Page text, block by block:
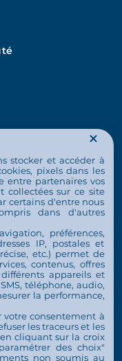
stocker et accéder à
pixels dans les
entre partenaires vos
collectées sur ce site
certains d'entre nous
dans d'autres
préférences,
IP, postales et
etc.) permet de
contenus, offres
appareils et
téléphone, audio,
la performance,
votre consentement à
les traceurs et les
cliquant sur la croix
des choix"
non soumis au